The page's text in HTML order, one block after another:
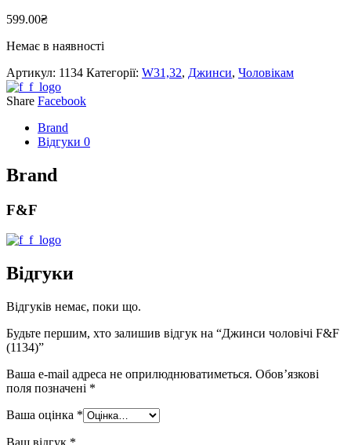
599.00₴
Немає в наявності
Артикул: 1134 Категорії: W31,32, Джинси, Чоловікам
Share Facebook
Brand
Відгуки 0
Brand
F&F
Відгуки
Відгуків немає, поки що.
Будьте першим, хто залишив відгук на “Джинси чоловічі F&F
(1134)”
Ваша e-mail адреса не оприлюднюватиметься. Обов’язкові
поля позначені *
Ваша оцінка *
Ваш відгук *